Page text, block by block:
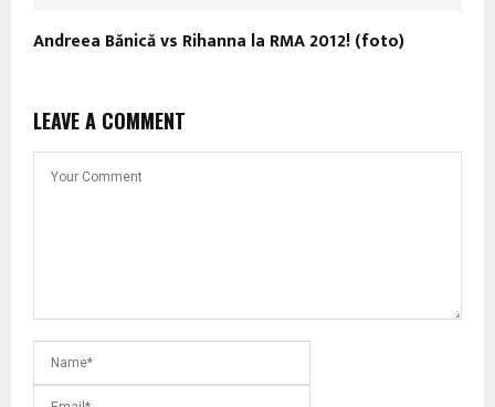
Andreea Bănică vs Rihanna la RMA 2012! (foto)
LEAVE A COMMENT